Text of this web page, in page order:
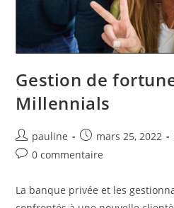
Gestion de
Millennials
pauline mars 25, 2022
0 commentaire
La banque privée et les